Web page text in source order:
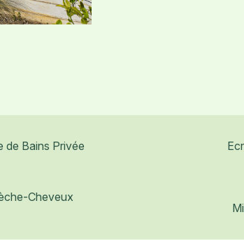
de Bains Privée
Cheveux